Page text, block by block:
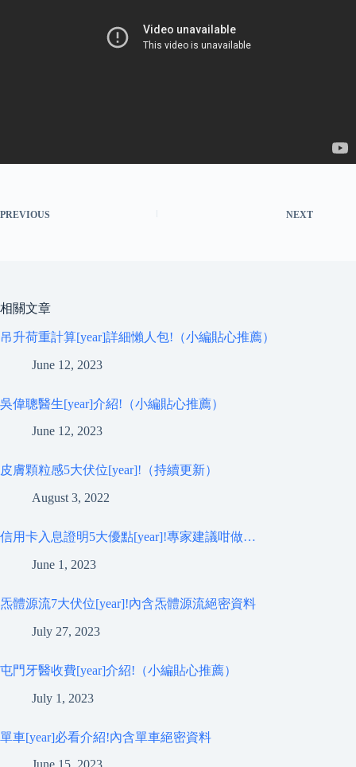
PREVIOUS NEXT
相關文章
吊升荷重計算[year]詳細懶人包!（小編貼心推薦）
June 12, 2023
吳偉聰醫生[year]介紹!（小編貼心推薦）
June 12, 2023
皮膚顆粒感5大伏位[year]!（持續更新）
August 3, 2022
信用卡入息證明5大優點[year]!專家建議咁做…
June 1, 2023
炁體源流7大伏位[year]!內含炁體源流絕密資料
July 27, 2023
屯門牙醫收費[year]介紹!（小編貼心推薦）
July 1, 2023
單車[year]必看介紹!內含單車絕密資料